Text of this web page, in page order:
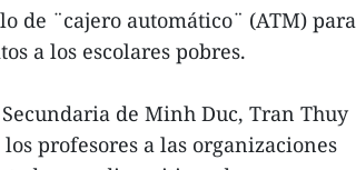
de ¨cajero automático¨ (ATM) para
a los escolares pobres.
de Minh Duc, Tran Thuy
profesores a las organizaciones